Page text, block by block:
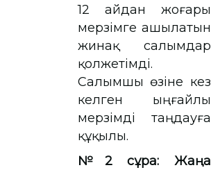
12 айдан жоғары
мерзімге ашылатын
жинақ салымдар
қолжетімді.
Салымшы өзіне кез
келген ыңғайлы
мерзімді таңдауға
құқылы.
№2 сұрақ: Жаңа